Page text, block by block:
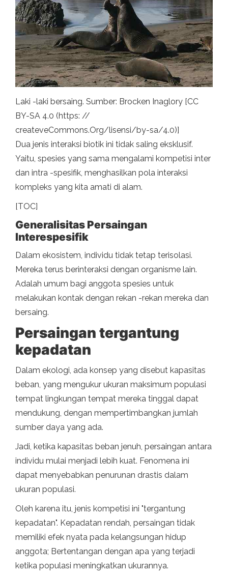
Laki -laki bersaing. Sumber: Brocken Inaglory [CC
BY-SA 4.0 (https: //
createveCommons.Org/lisensi/by-sa/4.0)]
Dua jenis interaksi biotik ini tidak saling eksklusif.
Yaitu, spesies yang sama mengalami kompetisi inter
dan intra -spesifik, menghasilkan pola interaksi
kompleks yang kita amati di alam.
[TOC]
Generalisitas Persaingan
Interespesifik
Dalam ekosistem, individu tidak tetap terisolasi.
Mereka terus berinteraksi dengan organisme lain.
Adalah umum bagi anggota spesies untuk
melakukan kontak dengan rekan -rekan mereka dan
bersaing.
Persaingan tergantung
kepadatan
Dalam ekologi, ada konsep yang disebut kapasitas
beban, yang mengukur ukuran maksimum populasi
tempat lingkungan tempat mereka tinggal dapat
mendukung, dengan mempertimbangkan jumlah
sumber daya yang ada.
Jadi, ketika kapasitas beban jenuh, persaingan antara
individu mulai menjadi lebih kuat. Fenomena ini
dapat menyebabkan penurunan drastis dalam
ukuran populasi.
Oleh karena itu, jenis kompetisi ini "tergantung
kepadatan". Kepadatan rendah, persaingan tidak
memiliki efek nyata pada kelangsungan hidup
anggota; Bertentangan dengan apa yang terjadi
ketika populasi meningkatkan ukurannya.